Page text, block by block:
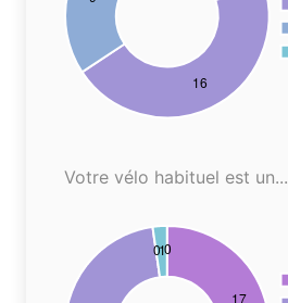
Votre vélo habituel est un...